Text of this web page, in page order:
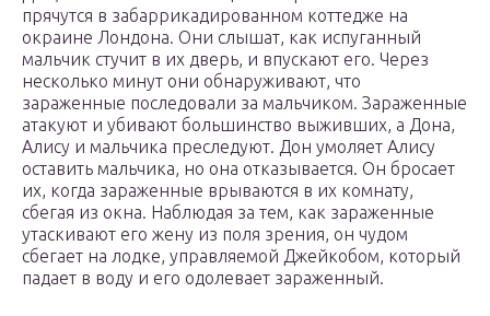
прячутся в забаррикадированном коттедже на
окраине Лондона. Они слышат, как испуганный
мальчик стучит в их дверь, и впускают его. Через
несколько минут они обнаруживают, что
зараженные последовали за мальчиком. Зараженные
атакуют и убивают большинство выживших, а Дона,
Алису и мальчика преследуют. Дон умоляет Алису
оставить мальчика, но она отказывается. Он бросает
их, когда зараженные врываются в их комнату,
сбегая из окна. Наблюдая за тем, как зараженные
утаскивают его жену из поля зрения, он чудом
сбегает на лодке, управляемой Джейкобом, который
падает в воду и его одолевает зараженный.